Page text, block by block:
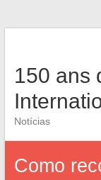
150 ans
Notícias
Como